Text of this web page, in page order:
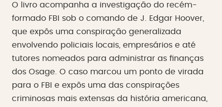
O livro acompanha a investigação do recém-
formado FBI sob o comando de J. Edgar Hoover,
que expôs uma conspiração generalizada
envolvendo policiais locais, empresários e até
tutores nomeados para administrar as finanças
dos Osage. O caso marcou um ponto de virada
para o FBI e expôs uma das conspirações
criminosas mais extensas da história americana,